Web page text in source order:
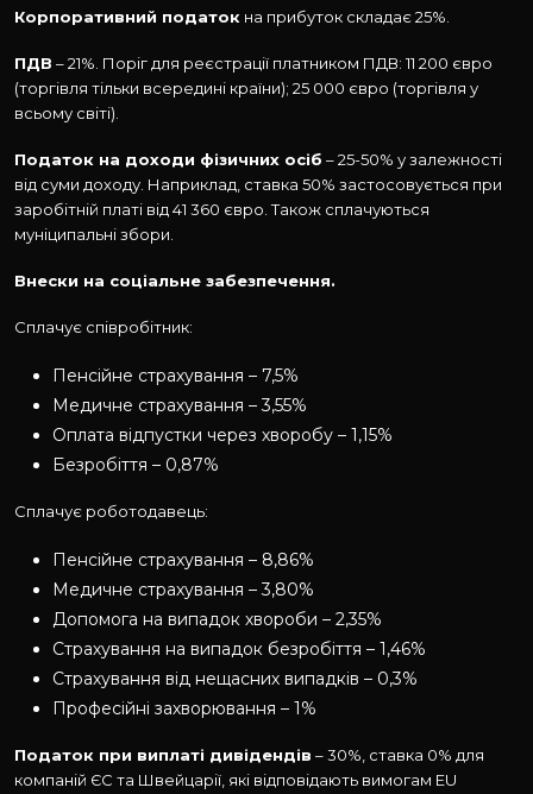
Корпоративний податок на прибуток складає 25%.
ПДВ – 21%. Поріг для реєстрації платником ПДВ: 11 200 євро
(торгівля тільки всередині країни); 25 000 євро (торгівля у
всьому світі).
Податок на доходи фізичних осіб – 25-50% у залежності
від суми доходу. Наприклад, ставка 50% застосовується при
заробітній платі від 41 360 євро. Також сплачуються
муніципальні збори.
Внески на соціальне забезпечення.
Сплачує співробітник:
Пенсійне страхування – 7,5%
Медичне страхування – 3,55%
Оплата відпустки через хворобу – 1,15%
Безробіття – 0,87%
Сплачує роботодавець:
Пенсійне страхування – 8,86%
Медичне страхування – 3,80%
Допомога на випадок хвороби – 2,35%
Страхування на випадок безробіття – 1,46%
Страхування від нещасних випадків – 0,3%
Професійні захворювання – 1%
Податок при виплаті дивідендів – 30%, ставка 0% для
компаній ЄС та Швейцарії, які відповідають вимогам EU